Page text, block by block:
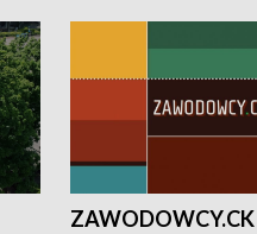
ZAWODOWCY.CK